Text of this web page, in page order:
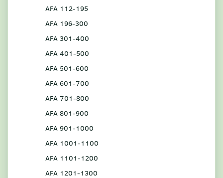
AFA 112-195
AFA 196-300
AFA 301-400
AFA 401-500
AFA 501-600
AFA 601-700
AFA 701-800
AFA 801-900
AFA 901-1000
AFA 1001-1100
AFA 1101-1200
AFA 1201-1300